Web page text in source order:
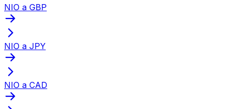
NIO a GBP
NIO a JPY
NIO a CAD